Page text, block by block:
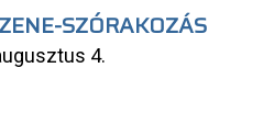
SZÓRAKOZÁS
4.